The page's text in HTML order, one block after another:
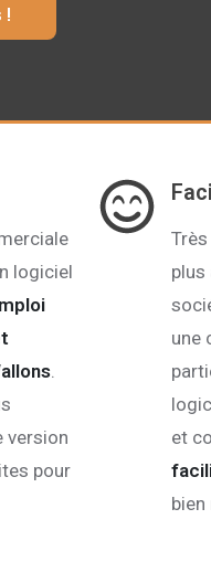
!
logiciel
.
version
pour
plus
une
et
bien